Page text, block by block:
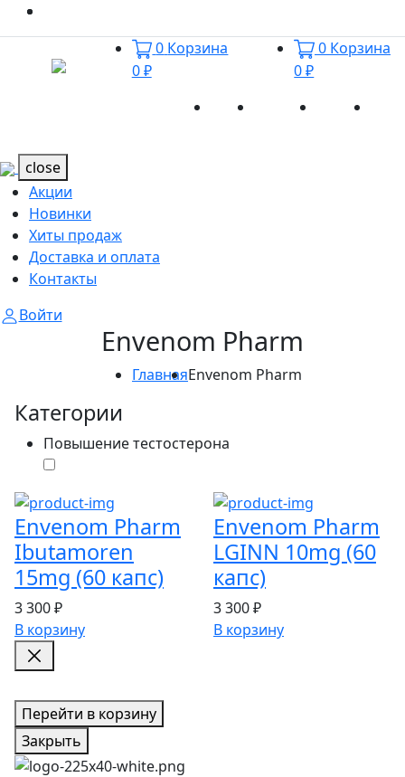
0 Корзина
0 ₽
0 Корзина
0 ₽
Акции Новинки
close
Акции
Новинки
Хиты продаж
Доставка и оплата
Контакты
Войти
Envenom Pharm
ГлавнаяEnvenom Pharm
Категории
Повышение тестостерона
Envenom Pharm
Ibutamoren
15mg (60 капс)
3 300 ₽
В корзину
Envenom Pharm
LGINN 10mg (60
капс)
3 300 ₽
В корзину
Перейти в корзину
Закрыть